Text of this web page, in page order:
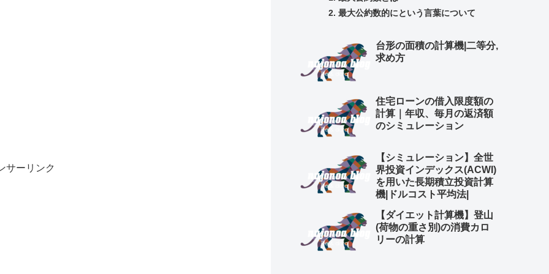
サーリンク
最大公約数的にという言葉について
台形の面積の計算機|二等分,
求め方
住宅ローンの借入限度額の
計算｜年収、毎月の返済額
のシミュレーション
【シミュレーション】全世
界投資インデックス(ACWI)
を用いた長期積立投資計算
機|ドルコスト平均法|
【ダイエット計算機】登山
(荷物の重さ別)の消費カロ
リーの計算